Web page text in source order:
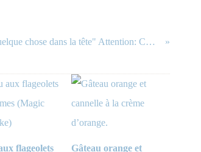
"le tout ce n'est pas d'avoir une jupe, c'est d'avoir quelque chose dans la tête" Attention: Coup de gueule
flageolets
Gâteau orange et